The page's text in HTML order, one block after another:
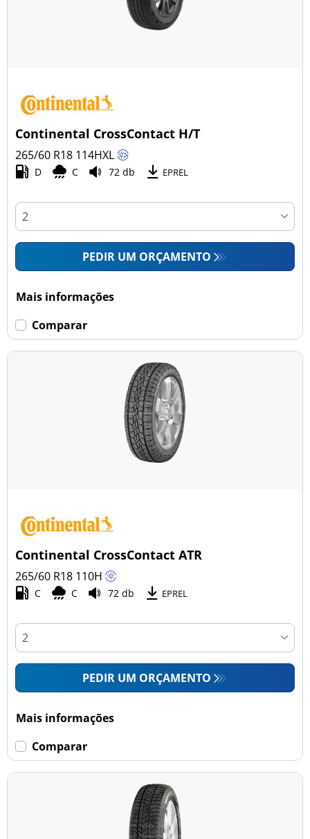
Continental CrossContact H/T
265/60 R18 114HXL
D C 72 db EPREL
PEDIR UM ORÇAMENTO
Mais informações
Comparar
Continental CrossContact ATR
265/60 R18 110H
C C 72 db EPREL
PEDIR UM ORÇAMENTO
Mais informações
Comparar